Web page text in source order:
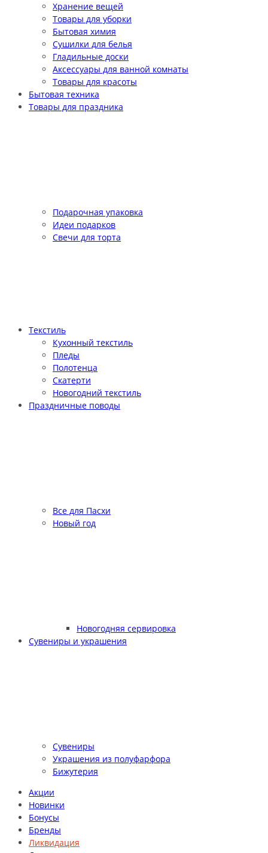
Хранение вещей
Товары для уборки
Бытовая химия
Сушилки для белья
Гладильные доски
Аксессуары для ванной комнаты
Товары для красоты
Бытовая техника
Товары для праздника
Подарочная упаковка
Идеи подарков
Свечи для торта
Текстиль
Кухонный текстиль
Пледы
Полотенца
Скатерти
Новогодний текстиль
Праздничные поводы
Все для Пасхи
Новый год
Новогодняя сервировка
Сувениры и украшения
Сувениры
Украшения из полуфарфора
Бижутерия
Акции
Новинки
Бонусы
Бренды
Ликвидация